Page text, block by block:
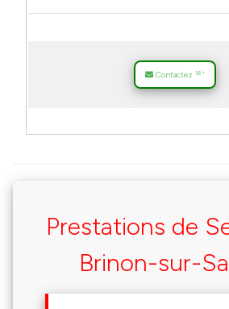
Contactez 18 *
Prestations de
Brinon-sur-